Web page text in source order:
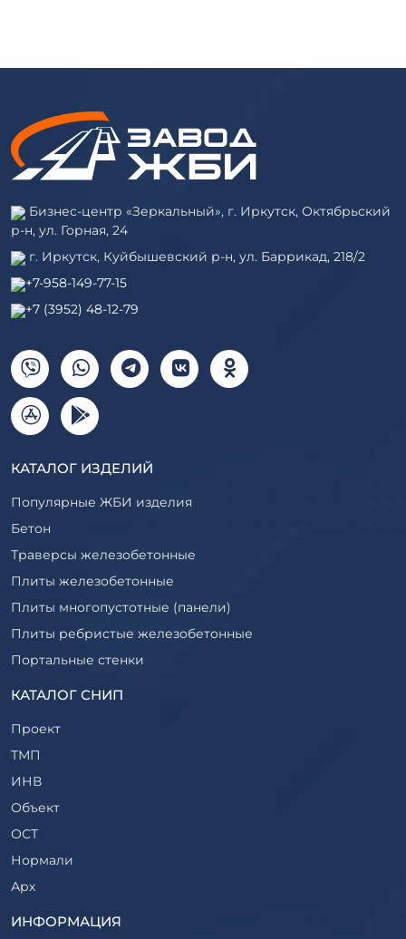
Бизнес-центр «Зеркальный», г. Иркутск, Октябрьский
р-н, ул. Горная, 24
г. Иркутск, Куйбышевский р-н, ул. Баррикад, 218/2
+7-958-149-77-15
+7 (3952) 48-12-79
КАТАЛОГ ИЗДЕЛИЙ
Популярные ЖБИ изделия
Бетон
Траверсы железобетонные
Плиты железобетонные
Плиты многопустотные (панели)
Плиты ребристые железобетонные
Портальные стенки
Прогоны железобетонные
Ригели железобетонные
Закладные детали
Трубы железобетонные
Утяжелители железобетонные
КАТАЛОГ СНИП
Проект
ТМП
ИНВ
Объект
ОСТ
Нормали
Арх
ТР
ИНФОРМАЦИЯ